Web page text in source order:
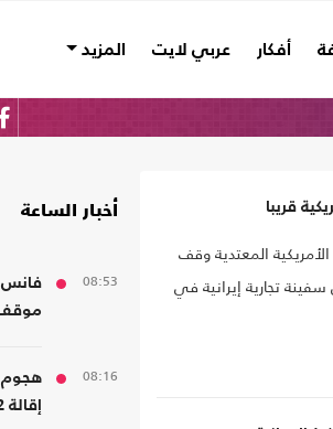
أفكار عربي لايت المزيد
قريبا
المعتدية وقف
سفينة تجارية إيرانية في
عدد من عناصرها على
أخبار الساعة
08:53
فانس
موقف
08:16
هجوم
إقالة 2 من كبار المسؤولين